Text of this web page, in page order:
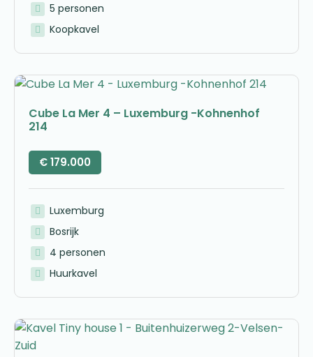
5 personen
Koopkavel
Cube La Mer 4 – Luxemburg -Kohnenhof
214
€179.000
Luxemburg
Bosrijk
4 personen
Huurkavel